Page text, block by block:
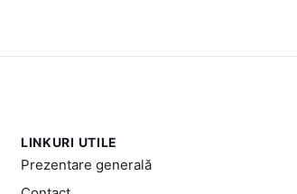
LINKURI UTILE
Prezentare generală